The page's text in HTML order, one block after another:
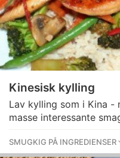
Kinesisk kylling
Lav kylling som i Kina -
masse interessante
SMUGKIG PÅ INGREDIENSER